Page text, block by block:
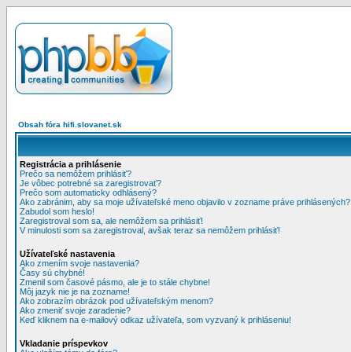
Obsah fóra hifi.slovanet.sk
Registrácia a prihlásenie
Prečo sa nemôžem prihlásiť?
Je vôbec potrebné sa zaregistrovať?
Prečo som automaticky odhlásený?
Ako zabránim, aby sa moje užívateľské meno objavilo v zozname práve prihlásených?
Zabudol som heslo!
Zaregistroval som sa, ale nemôžem sa prihlásiť!
V minulosti som sa zaregistroval, avšak teraz sa nemôžem prihlásiť!
Užívateľské nastavenia
Ako zmením svoje nastavenia?
Časy sú chybné!
Zmenil som časové pásmo, ale je to stále chybne!
Môj jazyk nie je na zozname!
Ako zobrazím obrázok pod užívateľským menom?
Ako zmeniť svoje zaradenie?
Keď kliknem na e-mailový odkaz užívateľa, som vyzvaný k prihláseniu!
Vkladanie príspevkov